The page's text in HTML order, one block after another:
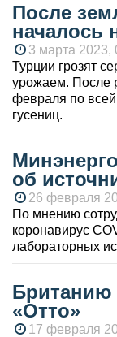
После
началось
3 марта 2023,
Турции грозят
урожаем. После
февраля по
гусениц.
об
26 февраля
По мнению
коронавирус
лабораторных
Британию
«Отто»
17 февраля